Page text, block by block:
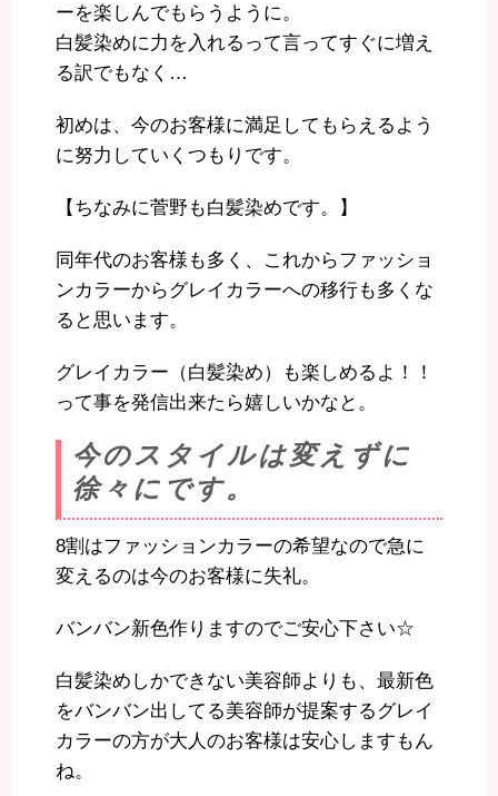
ーを楽しんでもらうように。
白髪染めに力を入れるって言ってすぐに増え
る訳でもなく…
初めは、今のお客様に満足してもらえるよう
に努力していくつもりです。
【ちなみに菅野も白髪染めです。】
同年代のお客様も多く、これからファッショ
ンカラーからグレイカラーへの移行も多くな
ると思います。
グレイカラー（白髪染め）も楽しめるよ！！
って事を発信出来たら嬉しいかなと。
今のスタイルは変えずに
徐々にです。
8割はファッションカラーの希望なので急に
変えるのは今のお客様に失礼。
バンバン新色作りますのでご安心下さい☆
白髪染めしかできない美容師よりも、最新色
をバンバン出してる美容師が提案するグレイ
カラーの方が大人のお客様は安心しますもん
ね。